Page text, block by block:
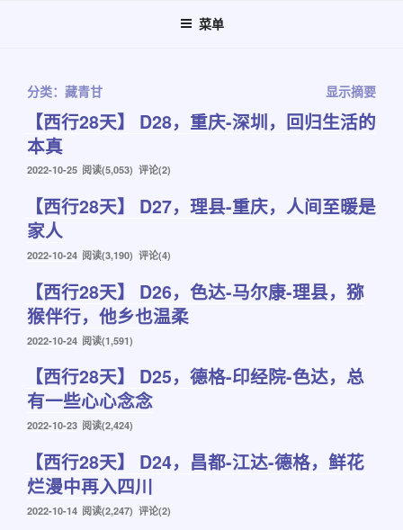
菜单
显示摘要
分类：藏青甘
【西行28天】 D28，重庆-深圳，回归生活的
本真
发
2022-10-25 阅读(5,053) 评论(2)
【西行28天】 D27，理县-重庆，人间至暖是
家人
发
2022-10-24 阅读(3,190) 评论(4)
【西行28天】 D26，色达-马尔康-理县，猕
猴伴行，他乡也温柔
发
2022-10-24 阅读(1,591)
【西行28天】 D25，德格-印经院-色达，总
有一些心心念念
发
2022-10-23 阅读(2,424)
【西行28天】 D24，昌都-江达-德格，鲜花
烂漫中再入四川
发
2022-10-14 阅读(2,247) 评论(2)